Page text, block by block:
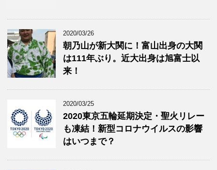
2020/03/26
朝乃山が新大関に！富山出身の大関
は111年ぶり。近大出身は旭富士以
来！
2020/03/25
2020東京五輪延期決定・聖火リレー
も凍結！新型コロナウイルスの影響
はいつまで？